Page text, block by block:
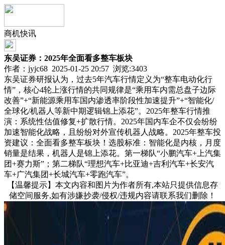
商机快讯
东吴证券：2025年全面看多整车板块
作者：jyjc68 2025-01-25 20:57 浏览:3403
东吴证券研报认为，过去5年汽车行情定义为“整车电动化行
情”，核心4轮上涨行情的共同规律是“乘用车内需总盘子边际
改善”+“新能源乘用车国内渗透率阶段性加速提升”+“智能化/
全球化/机器人等新中期逻辑锦上添花”。2025年整车行情推
演：系统性估值修复+扩散行情。2025年国内车企不仅会纷纷
加速智能化战略，且纷纷对外宣传机器人战略。2025年整车投
资建议：全面看多整车板块！选股标准：智能化是内核，月度
销量是结果，机器人是锦上添花。第一梯队“小鹏汽车+上汽集
团+赛力斯”；第二梯队“理想汽车+比亚迪+吉利汽车+长安汽
车+广汽集团+长城汽车+零跑汽车”。
【温馨提示】本文内容和图片为作者所有,本站只提供信息存
储空间服务,如有涉嫌抄袭/侵权/违规内容请联系我们删除！